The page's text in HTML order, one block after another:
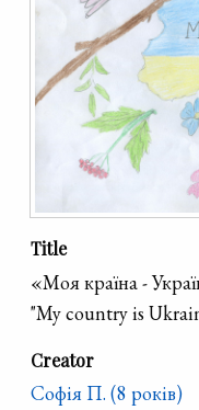
Title
«Моя країна -
"My country is
Creator
Софія П. (8 років)